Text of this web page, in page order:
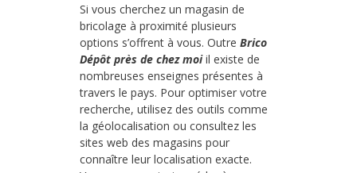
Si vous cherchez un magasin de
bricolage à proximité plusieurs
options s’offrent à vous. Outre Brico
Dépôt près de chez moiil existe de
nombreuses enseignes présentes à
travers le pays. Pour optimiser votre
recherche, utilisez des outils comme
la géolocalisation ou consultez les
sites web des magasins pour
connaître leur localisation exacte.